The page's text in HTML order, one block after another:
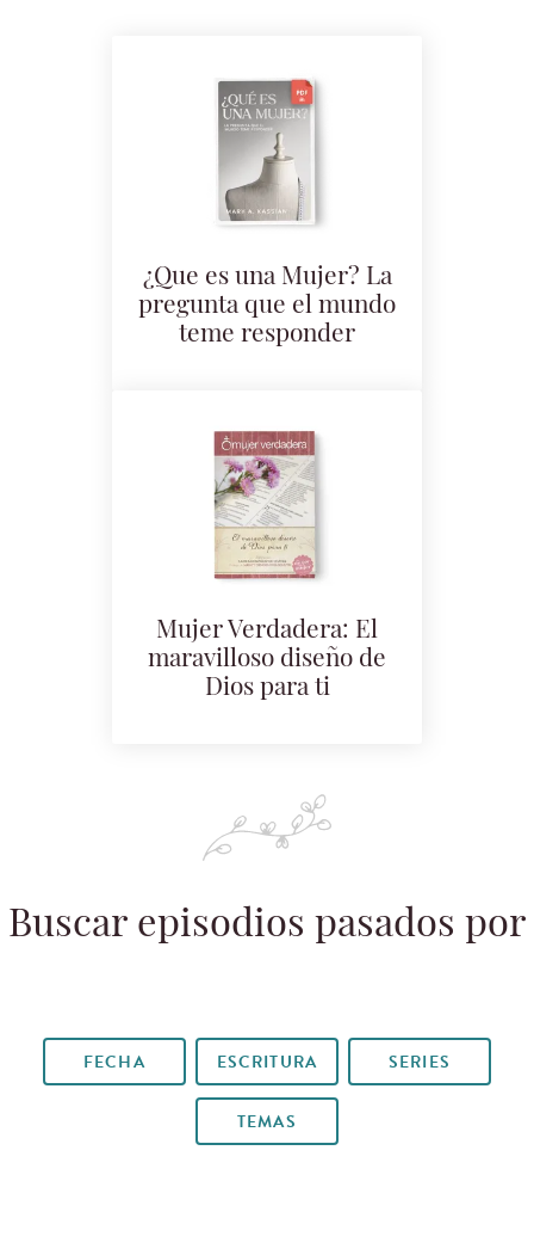
¿Que es una Mujer? La
pregunta que el mundo
teme responder
Mujer Verdadera: El
maravilloso diseño de
Dios para ti
Buscar episodios pasados por
FECHA ESCRITURA SERIES
TEMAS